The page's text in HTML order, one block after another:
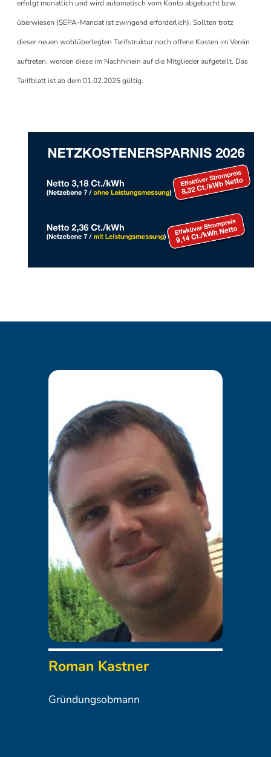
erfolgt monatlich und wird automatisch vom Konto abgebucht bzw.
überwiesen (SEPA-Mandat ist zwingend erforderlich). Sollten trotz
dieser neuen wohlüberlegten Tarifstruktur noch offene Kosten im Verein
auftreten, werden diese im Nachhinein auf die Mitglieder aufgeteilt. Das
Tarifblatt ist ab dem 01.02.2025 gültig.
Roman Kastner
Gründungsobmann